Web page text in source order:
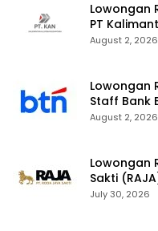
Lowongan
PT
August 2, 2026
Lowongan
Staff Bank
August 2, 2026
Lowongan
Sakti
July 30, 2026